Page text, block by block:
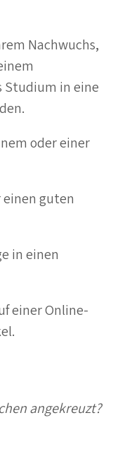
Nachwuchs,
Studium in eine
oder einer
einen guten
in einen
einer Online-
angekreuzt?